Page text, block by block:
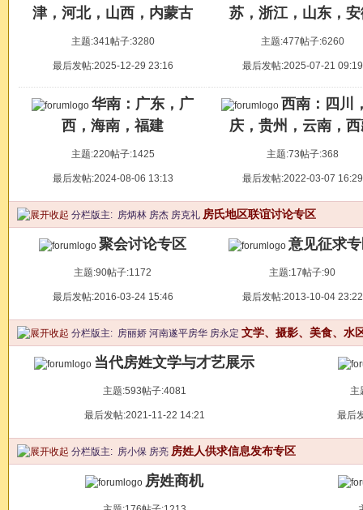
津，河北，山西，内蒙古
主题:341帖子:3280
最后发帖:2025-12-29 23:16
苏，浙江，山东，
主题:477帖子:6260
最后发帖:2025-07-21 09:19
华南：广东，广
西，海南，福建
主题:220帖子:1425
最后发帖:2024-08-06 13:13
西南：四川
庆，贵州，云南，
主题:73帖子:368
最后发帖:2022-03-07 16:29
分栏版主: 房炳林 房杰 房克礼 房氏地区联谊讨论专区
聚会讨论专区
主题:90帖子:1172
最后发帖:2016-03-24 15:46
意见征求
主题:17帖子:90
最后发帖:2013-10-04 23:22
分栏版主: 房丽娇 河南遂平房华 房永定 文学、摄影、美食、水
当代房姓文学与才艺展示
主题:593帖子:4081
最后发帖:2021-11-22 14:21
主
最后
分栏版主: 房小保 房亮 房姓人供求信息发布专区
房姓商机